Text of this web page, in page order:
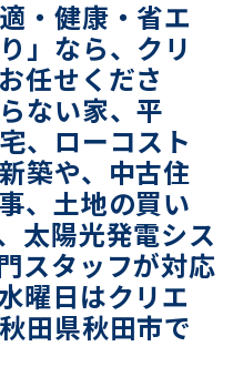
・健康・省エ
」なら、クリ
任せくださ
ない家、平
、ローコスト
築や、中古住
、土地の買い
太陽光発電シス
スタッフが対応
曜日はクリエ
田県秋田市で